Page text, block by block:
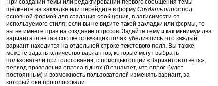
При создании темы или редактировании первого сообщения темы
щёлкните на закладке или перейдите в форму Создать опрос под
основной формой для создания сообщения, в зависимости от
используемого стиля; если вы не видите такой закладки или формы, то
вы не имеете прав на создание опросов. Задайте тему и как минимум два
варианта ответа в соответствующих полях, убедившись, что каждый
вариант находится на отдельной строке текстового поля. Вы также
можете задать количество вариантов, которые могут выбрать
пользователи при голосовании, с помощью опции «Вариантов ответа»,
период проведения опроса в днях (0 означает, что опрос будет
постоянным) и возможность пользователей изменять вариант, за
который они проголосовали.